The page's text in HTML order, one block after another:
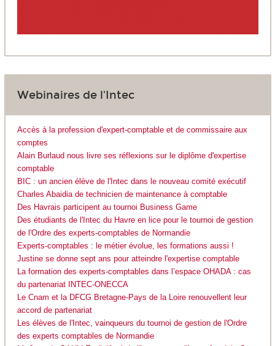
Webinaires de l'Intec
Accès à la profession d'expert-comptable et de commissaire aux
comptes
Alain Burlaud nous livre ses réflexions sur le diplôme d'expertise
comptable
BIC : un ancien élève de l'Intec dans le nouveau comité exécutif
Charles Abaidia de technicien de maintenance à comptable
Des Havrais participent au tournoi Business Game
Des étudiants de l'Intec du Havre en lice pour le tournoi de gestion
de l'Ordre des experts-comptables de Normandie
Experts-comptables : le métier évolue, les formations aussi !
Justine se donne sept ans pour atteindre l'expertise comptable
La formation des experts-comptables dans l’espace OHADA : cas
du partenariat INTEC-ONECCA
Le Cnam et la DFCG Bretagne-Pays de la Loire renouvellent leur
accord de partenariat
Les élèves de l'Intec, vainqueurs du tournoi de gestion de l'Ordre
des experts comptables de Normandie